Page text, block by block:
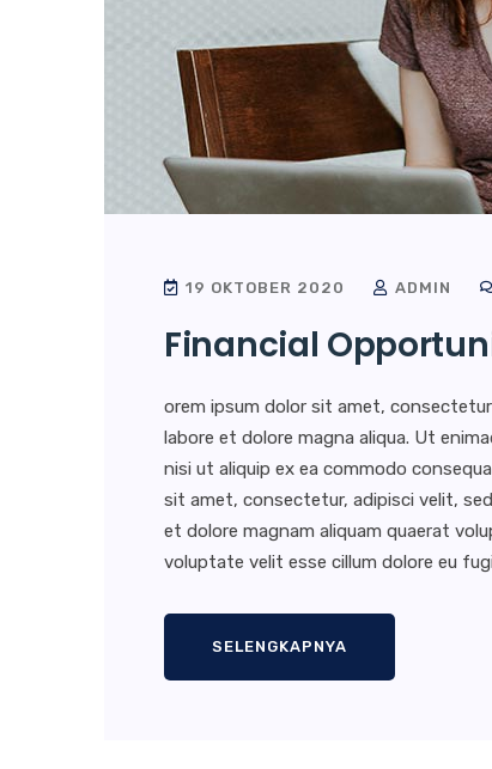
19 OKTOBER 2020 ADMIN
Financial
orem ipsum dolor sit amet,
labore et dolore magna aliqua. Ut
nisi ut aliquip ex ea commodo
sit amet, consectetur, adipisci velit,
et dolore magnam aliquam quaerat
voluptate velit esse cillum dolore eu
SELENGKAPNYA